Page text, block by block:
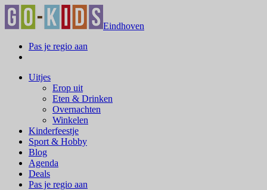
Eindhoven
Pas je regio aan
Uitjes
Erop uit
Eten & Drinken
Overnachten
Winkelen
Kinderfeestje
Sport & Hobby
Blog
Agenda
Deals
Pas je regio aan